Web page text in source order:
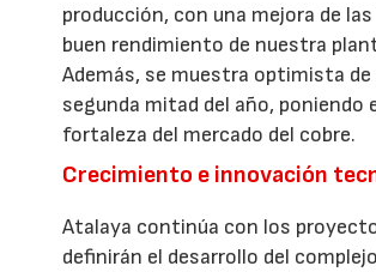
producción, con una mejora de
buen rendimiento de nuestra
Además, se muestra optimista de
segunda mitad del año, poniendo
fortaleza del mercado del cobre.
Crecimiento e innovación
Atalaya continúa con los
definirán el desarrollo del